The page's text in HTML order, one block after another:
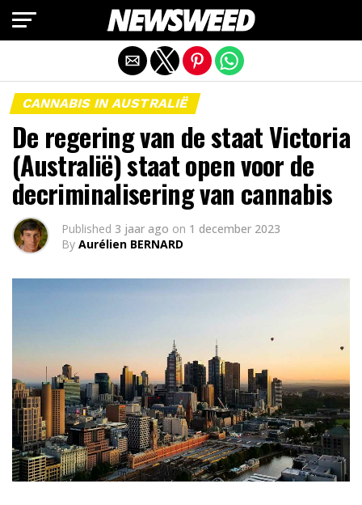
CANNABIS IN AUSTRALIË
De regering van de staat Victoria
(Australië) staat open voor de
decriminalisering van cannabis
Published 3 jaar ago on 1 december 2023
By Aurélien BERNARD
Mobiele versie afsluiten